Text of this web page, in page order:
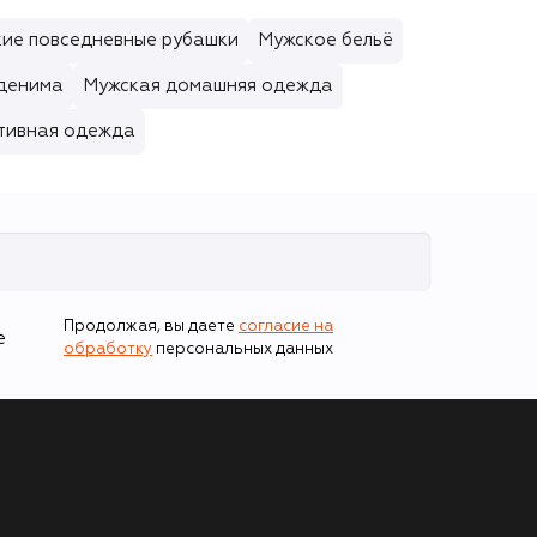
повседневные рубашки Мужское бельё
Мужская домашняя одежда
одежда
Продолжая, вы даете согласие на
обработку персональных данных